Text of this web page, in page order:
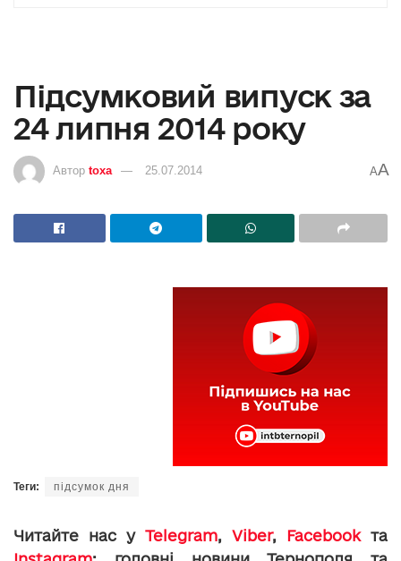
Підсумковий випуск за
24 липня 2014 року
Автор toxa 25.07.2014 AA
Теги: підсумок дня
Читайте нас у Telegram, Viber, Facebookта